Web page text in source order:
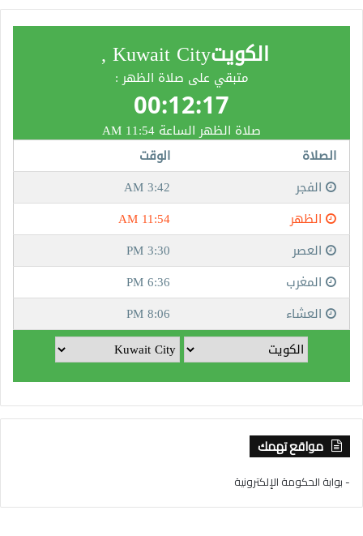
مواقع تهمك
- بوابة الحكومة الإلكترونية